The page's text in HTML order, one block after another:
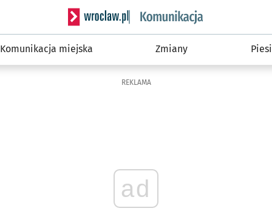
Serwis informacyjny wroclaw.pl podserwis:
Komunikacja miejska Zmiany Piesi
REKLAMA
ad